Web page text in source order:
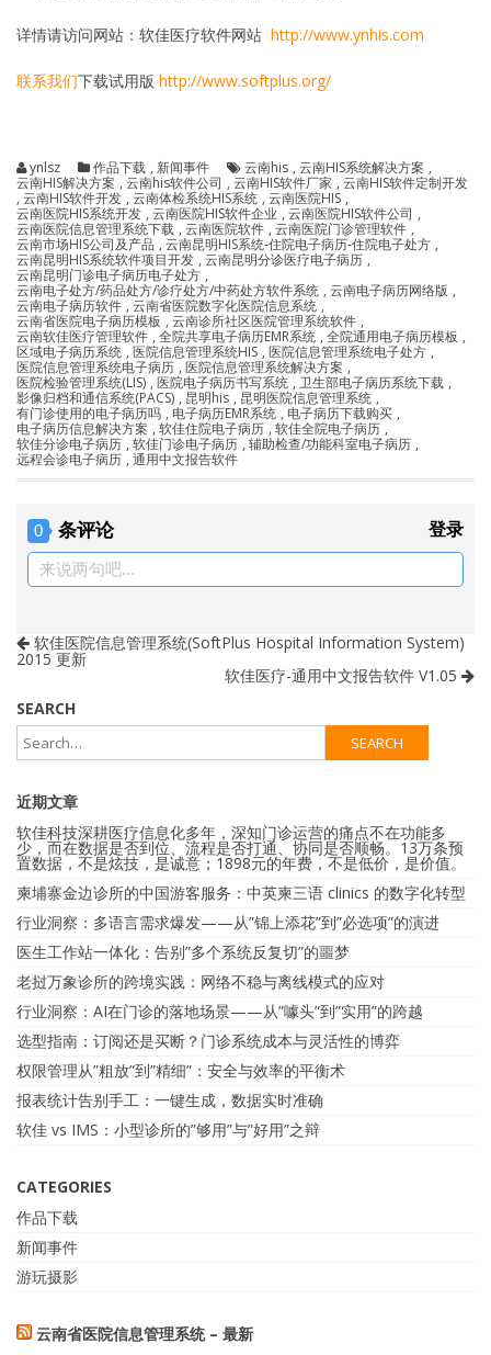
详情请访问网站：软佳医疗软件网站 http://www.ynhis.com
联系我们下载试用版 http://www.softplus.org/
ynlsz 作品下载 , 新闻事件 云南his , 云南HIS系统解决方案 ,
云南HIS解决方案 , 云南his软件公司 , 云南HIS软件厂家 , 云南HIS软件定制开发
, 云南HIS软件开发 , 云南体检系统HIS系统 , 云南医院HIS ,
云南医院HIS系统开发 , 云南医院HIS软件企业 , 云南医院HIS软件公司 ,
云南医院信息管理系统下载 , 云南医院软件 , 云南医院门诊管理软件 ,
云南市场HIS公司及产品 , 云南昆明HIS系统-住院电子病历-住院电子处方 ,
云南昆明HIS系统软件项目开发 , 云南昆明分诊医疗电子病历 ,
云南昆明门诊电子病历电子处方 ,
云南电子处方/药品处方/诊疗处方/中药处方软件系统 , 云南电子病历网络版 ,
云南电子病历软件 , 云南省医院数字化医院信息系统 ,
云南省医院电子病历模板 , 云南诊所社区医院管理系统软件 ,
云南软佳医疗管理软件 , 全院共享电子病历EMR系统 , 全院通用电子病历模板 ,
区域电子病历系统 , 医院信息管理系统HIS , 医院信息管理系统电子处方 ,
医院信息管理系统电子病历 , 医院信息管理系统解决方案 ,
医院检验管理系统(LIS) , 医院电子病历书写系统 , 卫生部电子病历系统下载 ,
影像归档和通信系统(PACS) , 昆明his , 昆明医院信息管理系统 ,
有门诊使用的电子病历吗 , 电子病历EMR系统 , 电子病历下载购买 ,
电子病历信息解决方案 , 软佳住院电子病历 , 软佳全院电子病历 ,
软佳分诊电子病历 , 软佳门诊电子病历 , 辅助检查/功能科室电子病历 ,
远程会诊电子病历 , 通用中文报告软件
0 条评论 登录
来说两句吧...
软佳医院信息管理系统(SoftPlus Hospital Information System)
2015 更新
软佳医疗-通用中文报告软件 V1.05
SEARCH
近期文章
软佳科技深耕医疗信息化多年，深知门诊运营的痛点不在功能多
少，而在数据是否到位、流程是否打通、协同是否顺畅。13万条预
置数据，不是炫技，是诚意；1898元的年费，不是低价，是价值。
柬埔寨金边诊所的中国游客服务：中英柬三语 clinics 的数字化转型
行业洞察：多语言需求爆发——从”锦上添花”到”必选项”的演进
医生工作站一体化：告别”多个系统反复切”的噩梦
老挝万象诊所的跨境实践：网络不稳与离线模式的应对
行业洞察：AI在门诊的落地场景——从”噱头”到”实用”的跨越
选型指南：订阅还是买断？门诊系统成本与灵活性的博弈
权限管理从”粗放”到”精细”：安全与效率的平衡术
报表统计告别手工：一键生成，数据实时准确
软佳 vs IMS：小型诊所的”够用”与”好用”之辩
CATEGORIES
作品下载
新闻事件
游玩摄影
云南省医院信息管理系统 – 最新